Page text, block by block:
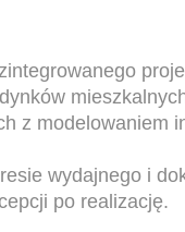
z modelowaniem
wydajnego i
po realizację.